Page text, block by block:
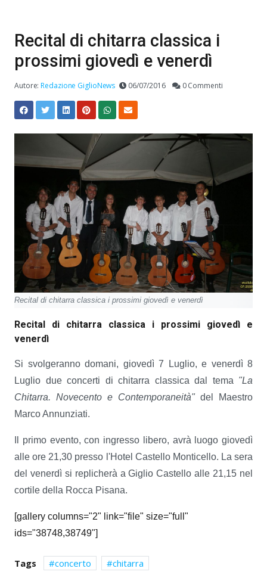
Recital di chitarra classica i
prossimi giovedì e venerdì
Autore:Redazione GiglioNews 06/07/2016 0 Commenti
Recital di chitarra classica i prossimi giovedì e venerdì
Recital di chitarra classica i prossimi giovedì e
venerdì
Si svolgeranno domani, giovedì 7 Luglio, e venerdì 8
Luglio due concerti di chitarra classica dal tema "La
Chitarra. Novecento e Contemporaneità" del Maestro
Marco Annunziati.
Il primo evento, con ingresso libero, avrà luogo giovedì
alle ore 21,30 presso l'Hotel Castello Monticello. La sera
del venerdì si replicherà a Giglio Castello alle 21,15 nel
cortile della Rocca Pisana.
[gallery columns="2" link="file" size="full"
ids="38748,38749"]
Tags concerto chitarra